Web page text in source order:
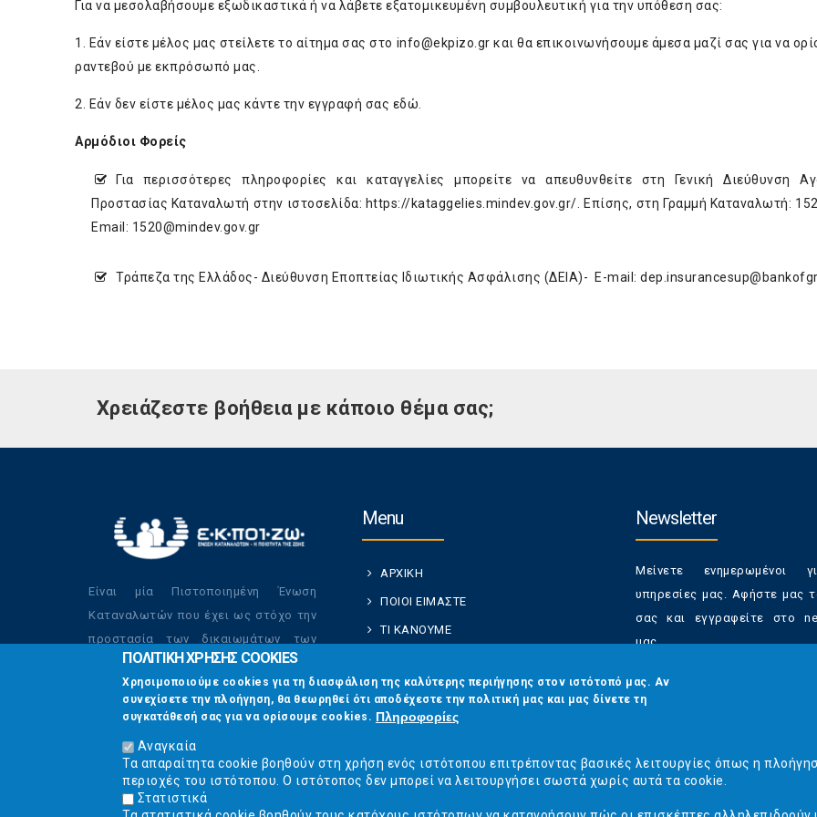
Για να μεσολαβήσουμε εξωδικαστικά ή να λάβετε εξατομικευμένη συμβουλευτική για την υπόθεση σας:
1. Εάν είστε μέλος μας στείλετε το αίτημα σας στο info@ekpizo.gr και θα επικοινωνήσουμε άμεσα μαζί σας για να
ραντεβού με εκπρόσωπό μας.
2. Εάν δεν είστε μέλος μας κάντε την εγγραφή σας εδώ
Αρμόδιοι Φορείς
Για περισσότερες πληροφορίες και καταγγελίες μπορείτε να απευθυνθείτε στη Γενική Διεύθυνση
Προστασίας Καταναλωτή στην ιστοσελίδα: https://kataggelies.mindev.gov.gr/ . Επίσης, στη Γραμμή Καταναλωτή:
Email: 1520@mindev.gov.gr
Τράπεζα της Ελλάδος- Διεύθυνση Εποπτείας Ιδιωτικής Ασφάλισης (ΔΕΙΑ)- E-mail:
Χρειάζεστε βοήθεια με κάποιο θέμα σας;
Είναι μία Πιστοποιημένη Ένωση
Καταναλωτών που έχει ως στόχο την
προστασία των δικαιωμάτων των
καταναλωτών και την βελτίωση της
ποιότητας της ζωής τους.
Menu
ΑΡΧΙΚΗ
ΠΟΙΟΙ ΕΙΜΑΣΤΕ
ΤΙ ΚΑΝΟΥΜΕ
ΟΙ ΔΡΑΣΕΙΣ ΜΑΣ
ΕΠΙΚΟΙΝΩΝΙΑ
Newsletter
Μείνετε ενημερωμένοι
υπηρεσίες μας. Αφήστε μας
σας και εγγραφείτε στο
μας.
Έχετε τη δυνατότητα
από τα newsletters μας
Email*
ΠΟΛΙΤΙΚΗ ΧΡΗΣΗΣ COOKIES
Χρησιμοποιούμε cookies για τη διασφάλιση της καλύτερης περιήγησης στον ιστότοπό μας. Αν
συνεχίσετε την πλοήγηση, θα θεωρηθεί ότι αποδέχεστε την πολιτική μας και μας δίνετε τη
συγκατάθεσή σας για να ορίσουμε cookies. Πληροφορίες
Αναγκαία
Τα απαραίτητα cookie βοηθούν στη χρήση ενός ιστότοπου επιτρέποντας βασικές λειτουργίες όπως η
περιοχές του ιστότοπου. Ο ιστότοπος δεν μπορεί να λειτουργήσει σωστά χωρίς αυτά τα cookie.
Στατιστικά